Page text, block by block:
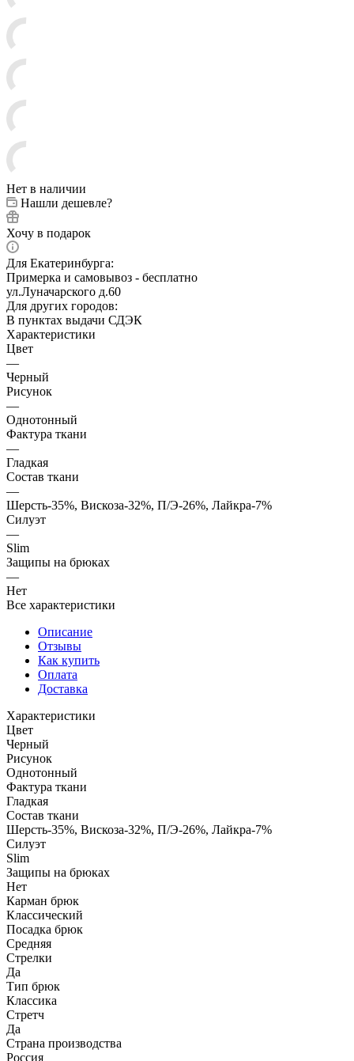
Нет в наличии
Нашли дешевле?
Хочу в подарок
Для Екатеринбурга:
Примерка и самовывоз - бесплатно
ул.Луначарского д.60
Для других городов:
В пунктах выдачи СДЭК
Характеристики
Цвет
—
Черный
Рисунок
—
Однотонный
Фактура ткани
—
Гладкая
Состав ткани
—
Шерсть-35%, Вискоза-32%, П/Э-26%, Лайкра-7%
Силуэт
—
Slim
Защипы на брюках
—
Нет
Все характеристики
Описание
Отзывы
Как купить
Оплата
Доставка
Характеристики
Цвет
Черный
Рисунок
Однотонный
Фактура ткани
Гладкая
Состав ткани
Шерсть-35%, Вискоза-32%, П/Э-26%, Лайкра-7%
Силуэт
Slim
Защипы на брюках
Нет
Карман брюк
Классический
Посадка брюк
Средняя
Стрелки
Да
Тип брюк
Классика
Стретч
Да
Страна производства
Россия